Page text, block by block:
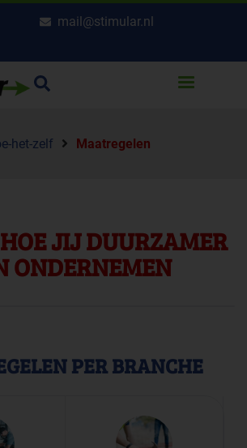
mail@stimular.nl
het-zelf Maatregelen
JIJ DUURZAMER
ONDERNEMEN
PER BRANCHE